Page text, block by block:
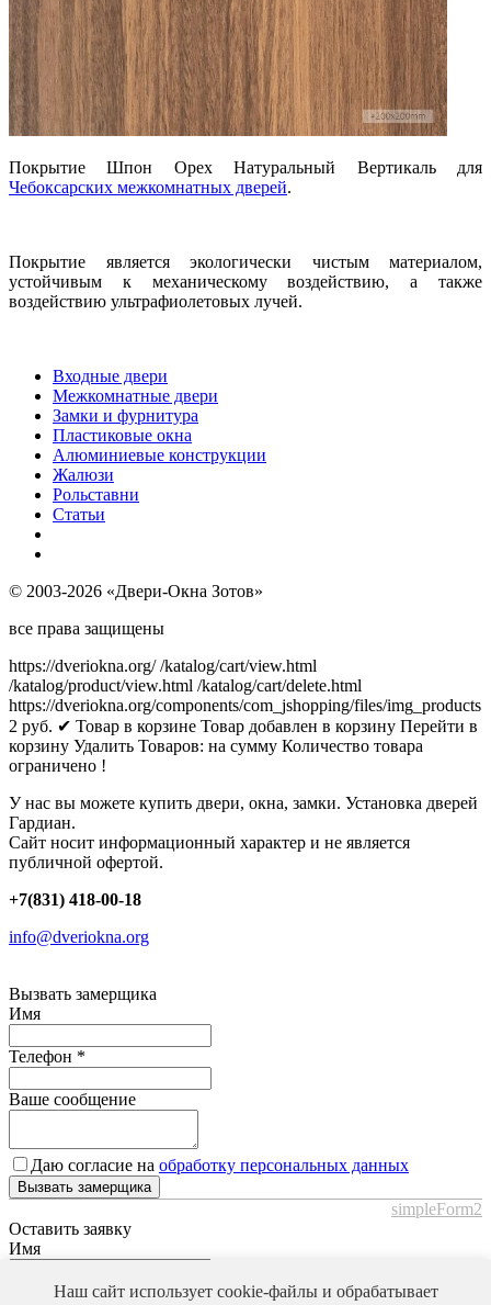
Покрытие Шпон Орех Натуральный Вертикаль для
Чебоксарских межкомнатных дверей.
Покрытие является экологически чистым материалом,
устойчивым к механическому воздействию, а также
воздействию ультрафиолетовых лучей.
Входные двери
Межкомнатные двери
Замки и фурнитура
Пластиковые окна
Алюминиевые конструкции
Жалюзи
Рольставни
Статьи
© 2003-2026 «Двери-Окна Зотов»
все права защищены
https://dveriokna.org/ /katalog/cart/view.html
/katalog/product/view.html /katalog/cart/delete.html
https://dveriokna.org/components/com_jshopping/files/img_products
2 руб. ✔ Товар в корзине Товар добавлен в корзину Перейти в
корзину Удалить Товаров: на сумму Количество товара
ограничено !
У нас вы можете купить двери, окна, замки. Установка дверей
Гардиан.
Сайт носит информационный характер и не является
публичной офертой.
+7(831) 418-00-18
info@dveriokna.org
Вызвать замерщика
Имя
Телефон *
Ваше сообщение
Даю согласие на обработку персональных данных
Вызвать замерщика
simpleForm2
Оставить заявку
Имя
Телефон*
Наш сайт использует cookie-файлы и обрабатывает